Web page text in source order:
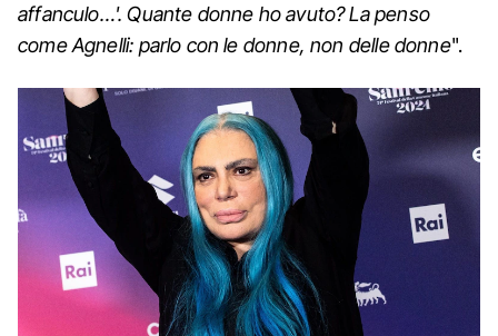
affanculo…'. Quante donne ho avuto? La penso
come Agnelli: parlo con le donne, non delle donne".